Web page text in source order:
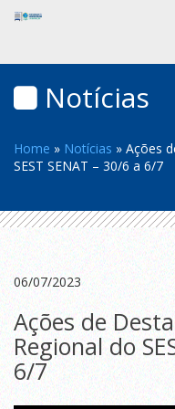
Notícias
Home » Notícias » Ações
SEST SENAT – 30/6 a 6/7
06/07/2023
Ações de
Regional do
6/7